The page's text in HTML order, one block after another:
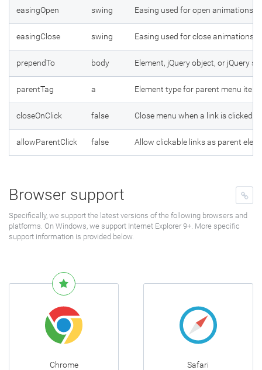
easingOpen swing Easing used for open animations.
easingClose swing Easing used for close animations.
prependTo body Element, jQuery object, or jQuery
parentTag a Element type for parent menu
closeOnClick false Close menu when a link is clicked.
allowParentClick false Allow clickable links as parent
Browser support
Specifically, we support the latest versions of the following browsers and
platforms. On Windows, we support Internet Explorer 9+. More specific
support information is provided below.
Chrome Safari